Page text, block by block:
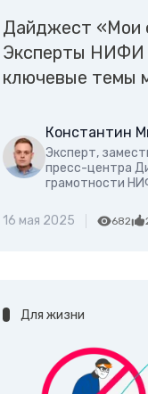
Дайджест
Эксперты НИФИ
ключевые темы
Константин
Эксперт,
пресс-центра
грамотности
16 мая 2025 682
Для жизни